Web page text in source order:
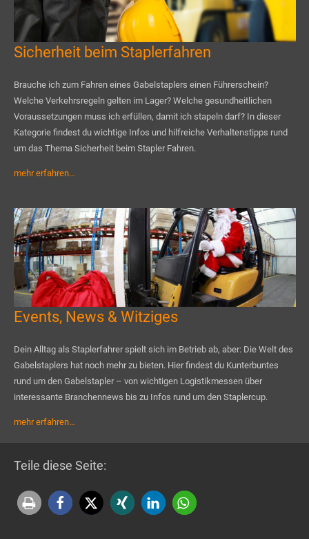
Sicherheit beim Staplerfahren
Brauche ich zum Fahren eines Gabelstaplers einen Führerschein?
Welche Verkehrsregeln gelten im Lager? Welche gesundheitlichen
Voraussetzungen muss ich erfüllen, damit ich stapeln darf? In dieser
Kategorie findest du wichtige Infos und hilfreiche Verhaltenstipps rund
um das Thema Sicherheit beim Stapler Fahren.
mehr erfahren…
Events, News & Witziges
Dein Alltag als Staplerfahrer spielt sich im Betrieb ab, aber: Die Welt des
Gabelstaplers hat noch mehr zu bieten. Hier findest du Kunterbuntes
rund um den Gabelstapler – von wichtigen Logistikmessen über
interessante Branchennews bis zu Infos rund um den Staplercup.
mehr erfahren…
Teile diese Seite: